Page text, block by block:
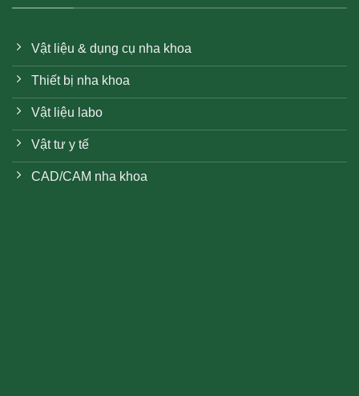
Vật liệu & dụng cụ nha khoa
Thiết bị nha khoa
Vật liệu labo
Vật tư y tế
CAD/CAM nha khoa